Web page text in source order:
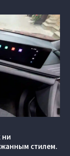
ни
стилем.